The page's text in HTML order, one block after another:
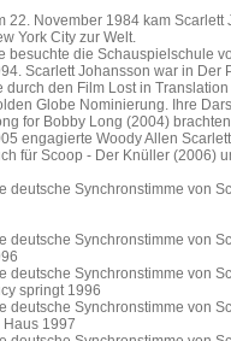
22. November 1984 kam
York City zur Welt.
besuchte die Schauspielschule
Scarlett Johansson war in Der
durch den Film Lost in
Globe Nominierung. Ihre
for Bobby Long (2004)
engagierte Woody Allen
für Scoop - Der Knüller (2006)
deutsche Synchronstimme von
deutsche Synchronstimme von
deutsche Synchronstimme von
springt 1996
deutsche Synchronstimme von
Haus 1997